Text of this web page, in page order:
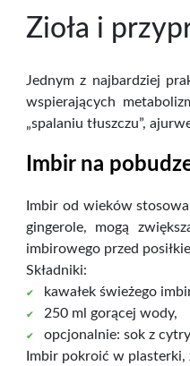
Zioła i
Jednym z najbardziej
wspierających
„spalaniu tłuszczu”,
Imbir na
Imbir od wieków
gingerole, mogą
imbirowego przed
Składniki:
kawałek świeżego
250 ml gorącej wody,
opcjonalnie: sok z
Imbir pokroić w